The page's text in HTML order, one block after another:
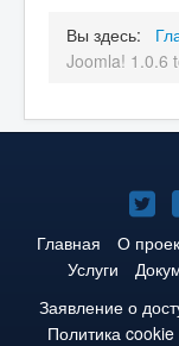
Вы здесь:
Joomla! 1.0.6
в
Главная О
Услуги
Заявление о
Политика cookie